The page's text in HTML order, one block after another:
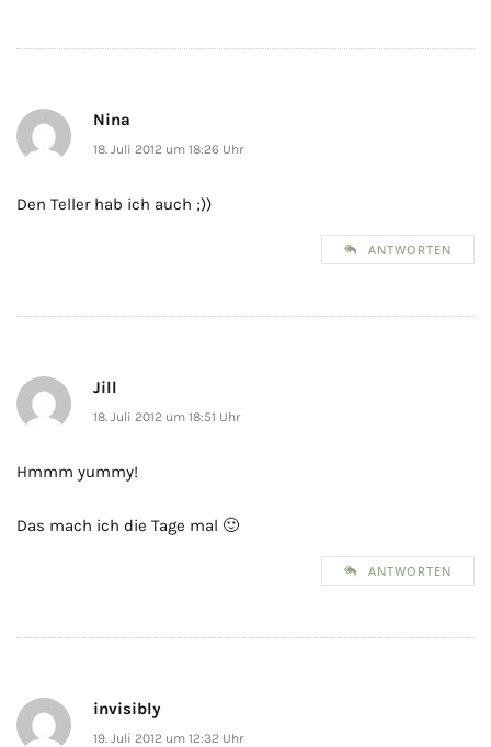
Nina
18. Juli 2012 um 18:26 Uhr
Den Teller hab ich auch ;))
ANTWORTEN
Jill
18. Juli 2012 um 18:51 Uhr
Hmmm yummy!
Das mach ich die Tage mal 🙂
ANTWORTEN
invisibly
19. Juli 2012 um 12:32 Uhr